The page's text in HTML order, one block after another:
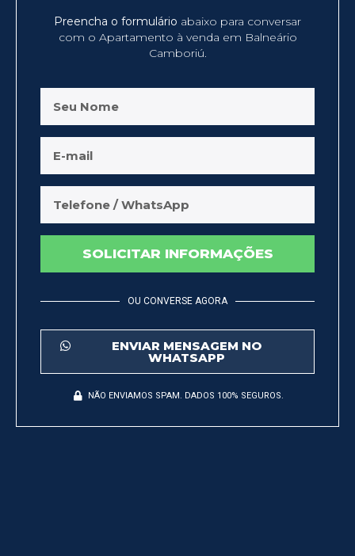
Preencha o formulário abaixo para conversar
com o Apartamento à venda em Balneário
Camboriú.
SOLICITAR INFORMAÇÕES
OU CONVERSE AGORA
ENVIAR MENSAGEM NO
WHATSAPP
NÃO ENVIAMOS SPAM. DADOS 100% SEGUROS.